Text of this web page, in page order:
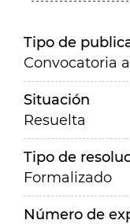
Tipo de
Convocatoria
Situación
Resuelta
Tipo de
Formalizado
Número de